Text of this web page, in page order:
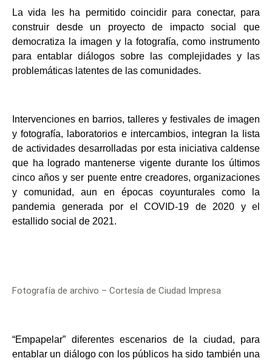
La vida les ha permitido coincidir para conectar, para
construir desde un proyecto de impacto social que
democratiza la imagen y la fotografía, como instrumento
para entablar diálogos sobre las complejidades y las
problemáticas latentes de las comunidades.
Intervenciones en barrios, talleres y festivales de imagen
y fotografía, laboratorios e intercambios, integran la lista
de actividades desarrolladas por esta iniciativa caldense
que ha logrado mantenerse vigente durante los últimos
cinco años y ser puente entre creadores, organizaciones
y comunidad, aun en épocas coyunturales como la
pandemia generada por el COVID-19 de 2020 y el
estallido social de 2021.
Fotografía de archivo – Cortesía de Ciudad Impresa
“Empapelar” diferentes escenarios de la ciudad, para
entablar un diálogo con los públicos ha sido también una